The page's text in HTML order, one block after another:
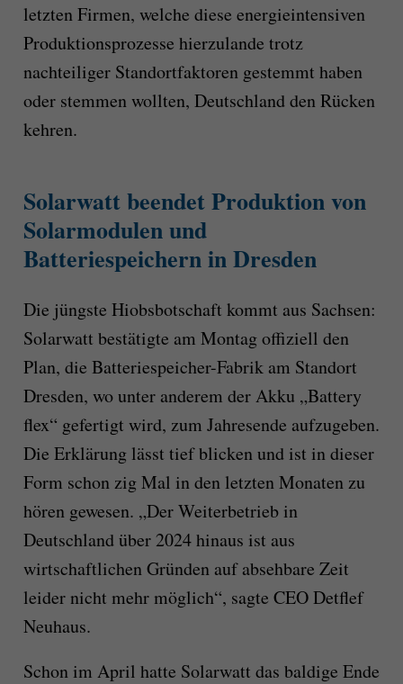
letzten Firmen, welche diese energieintensiven
Produktionsprozesse hierzulande trotz
nachteiliger Standortfaktoren gestemmt haben
oder stemmen wollten, Deutschland den Rücken
kehren.
Solarwatt beendet Produktion von
Solarmodulen und
Batteriespeichern in Dresden
Die jüngste Hiobsbotschaft kommt aus Sachsen:
Solarwatt bestätigte am Montag offiziell den
Plan, die Batteriespeicher-Fabrik am Standort
Dresden, wo unter anderem der Akku „Battery
flex“ gefertigt wird, zum Jahresende aufzugeben.
Die Erklärung lässt tief blicken und ist in dieser
Form schon zig Mal in den letzten Monaten zu
hören gewesen. „Der Weiterbetrieb in
Deutschland über 2024 hinaus ist aus
wirtschaftlichen Gründen auf absehbare Zeit
leider nicht mehr möglich“, sagte CEO Detflef
Neuhaus.
Schon im April hatte Solarwatt das baldige Ende